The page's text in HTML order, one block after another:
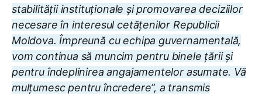
stabilității instituționale și promovarea deciziilor
necesare în interesul cetățenilor Republicii
Moldova. Împreună cu echipa guvernamentală,
vom continua să muncim pentru binele țării și
pentru îndeplinirea angajamentelor asumate. Vă
mulțumesc pentru încredere”, a transmis